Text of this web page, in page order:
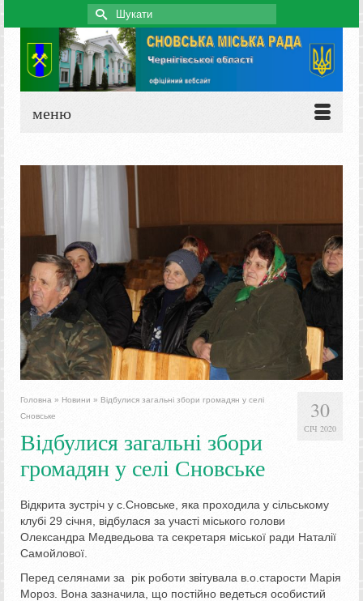
Search
for:
меню
30
СІЧ 2020
Головна » Новини » Відбулися загальні збори громадян у селі
Сновське
Відбулися загальні збори
громадян у селі Сновське
Відкрита зустріч у с.Сновське, яка проходила у сільському
клубі 29 січня, відбулася за участі міського голови
Олександра Медведьова та секретаря міської ради Наталії
Самойлової.
Перед селянами за рік роботи звітувала в.о.старости Марія
Мороз. Вона зазначила, що постійно ведеться особистий